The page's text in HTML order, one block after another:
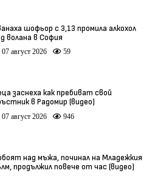
шофьор с 3,13 промила алкохол
волана в София
07 август 2026 59
заснеха как пребиват свой
в Радомир (видео)
07 август 2026 946
над мъжа, починал на Младежкия
продължил повече от час (видео)